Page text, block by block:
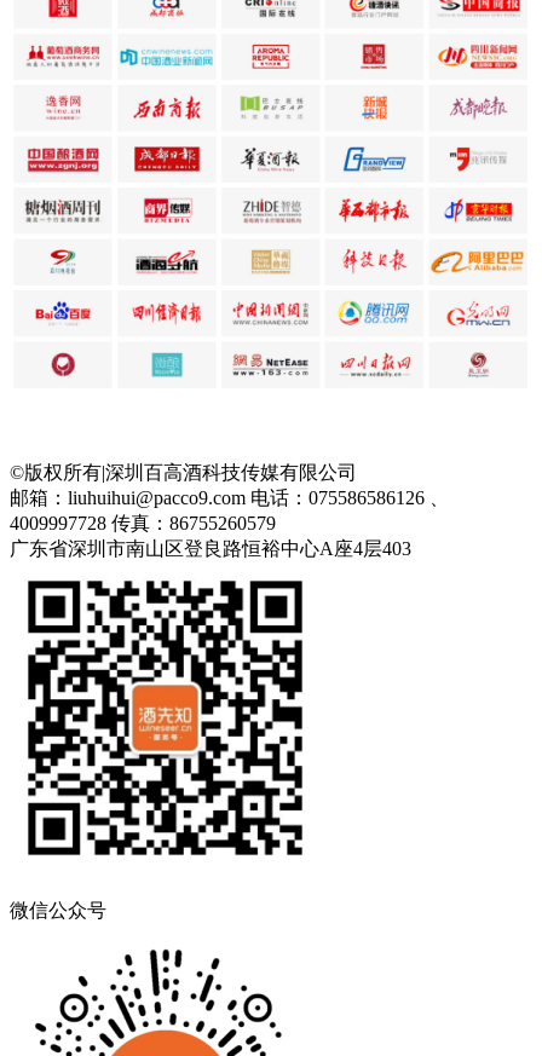
©版权所有|深圳百高酒科技传媒有限公司
邮箱：liuhuihui@pacco9.com 电话：075586586126 、
4009997728 传真：86755260579
广东省深圳市南山区登良路恒裕中心A座4层403
微信公众号